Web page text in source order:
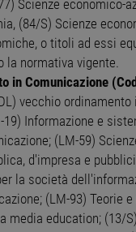
Scienze economico-
(84/S) Scienze
o titoli ad essi
la normativa vigente.
in Comunicazione
vecchio ordinamento
19) Informazione e
(LM-59)
d'impresa e
la società
(LM-93) Teorie
media education; (13/